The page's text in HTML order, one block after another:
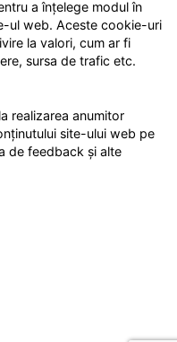
a înțelege modul în
ul web. Aceste cookie-uri
la valori, cum ar fi
sursa de trafic etc.
realizarea anumitor
site-ului web pe
de feedback și alte